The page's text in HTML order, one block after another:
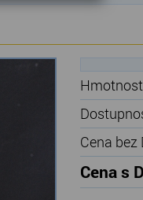
Cena bez
Cena s